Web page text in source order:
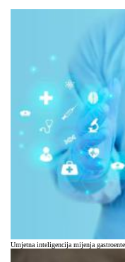
Umjetna inteligencija mijenja